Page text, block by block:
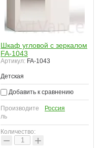
Шкаф угловой с зеркалом
FA-1043
Артикул: FA-1043
Детская
Добавить к сравнению
Производите
ль
Россия
Количество:
− +